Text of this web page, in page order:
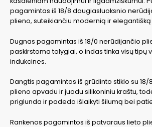
pagamintas iš 18/8 daugiasluoksnio
plieno, suteikiančiu modernią ir elegantišką
Dugnas pagamintas iš 18/0 nerūdijančio
paskirstoma tolygiai, o indas tinka visų tipų
indukcines.
Dangtis pagamintas iš grūdinto stiklo su
plieno apvadu ir juodu silikoniniu kraštu,
priglunda ir padeda išlaikyti šilumą bei
Rankenos pagamintos iš patvaraus lieto